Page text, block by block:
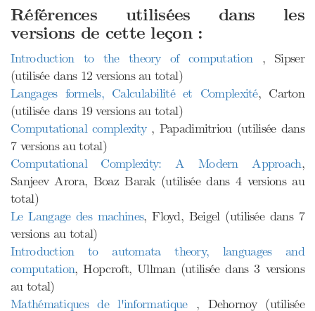
Références utilisées dans les
versions de cette leçon :
Introduction to the theory of computation , Sipser
(utilisée dans 12 versions au total)
Langages formels, Calculabilité et Complexité, Carton
(utilisée dans 19 versions au total)
Computational complexity , Papadimitriou (utilisée dans
7 versions au total)
Computational Complexity: A Modern Approach,
Sanjeev Arora, Boaz Barak (utilisée dans 4 versions au
total)
Le Langage des machines, Floyd, Beigel (utilisée dans 7
versions au total)
Introduction to automata theory, languages and
computation, Hopcroft, Ullman (utilisée dans 3 versions
au total)
Mathématiques de l'informatique , Dehornoy (utilisée